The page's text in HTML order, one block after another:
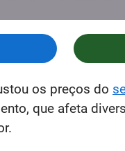
os preços do
que afeta